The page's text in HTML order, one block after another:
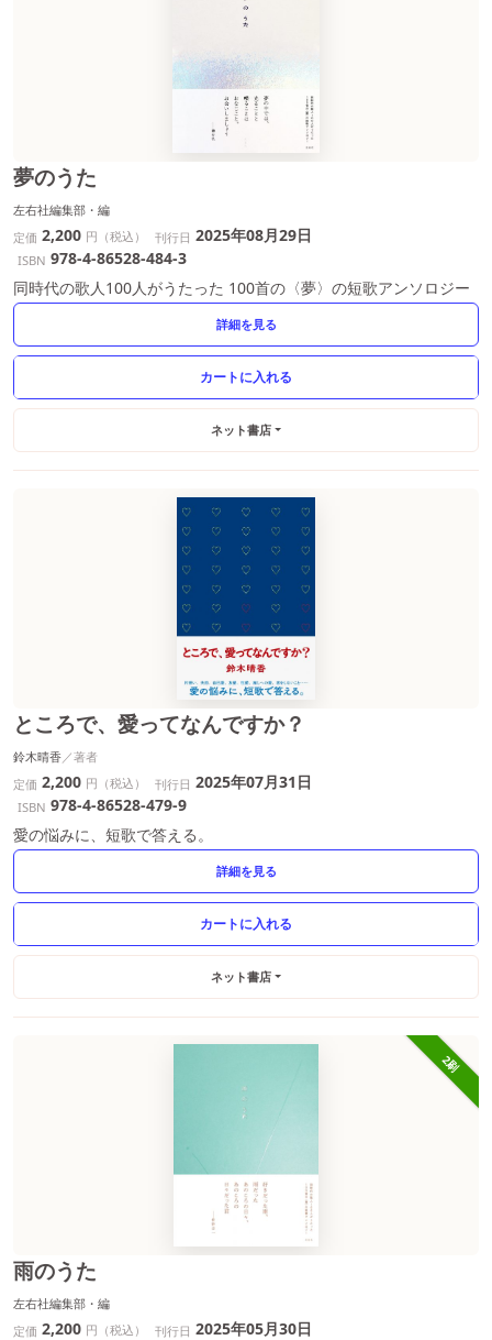
夢のうた
左右社編集部・編
定価 2,200 円（税込） 刊行日 2025年08月29日
ISBN 978-4-86528-484-3
同時代の歌人100人がうたった 100首の〈夢〉の短歌アンソロジー
詳細を見る
ネット書店
ところで、愛ってなんですか？
鈴木晴香
定価 2,200 円（税込） 刊行日 2025年07月31日
ISBN 978-4-86528-479-9
愛の悩みに、短歌で答える。
詳細を見る
ネット書店
2刷
雨のうた
左右社編集部・編
定価 2,200 円（税込） 刊行日 2025年05月30日